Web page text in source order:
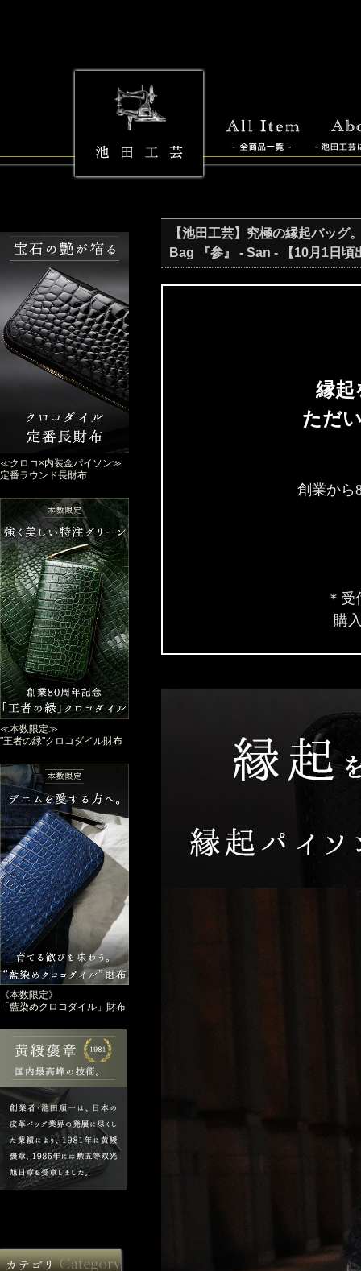
≪クロコ×内装金パイソン≫
定番ラウンド長財布
≪本数限定≫
"王者の緑"クロコダイル財布
《本数限定》
「藍染めクロコダイル」財布
【池田工芸】究極の縁起バッ
Bag 『参』 - San - 【10月1日頃
縁起
ただ
創業から
＊
購